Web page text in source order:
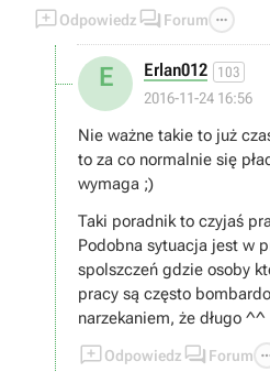
Odpowiedz  Forum 
E Erlan012 103
2016-11-24 16:56
Nie ważne takie to już
to za co normalnie się
wymaga ;)
Taki poradnik to czyjaś
Podobna sytuacja jest w
spolszczeń gdzie osoby
pracy są często
narzekaniem, że długo ^^
Odpowiedz  Forum